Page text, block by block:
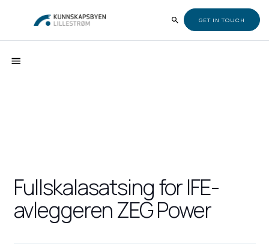
GET IN TOUCH
Fullskalasatsing for IFE-
avleggeren ZEG Power